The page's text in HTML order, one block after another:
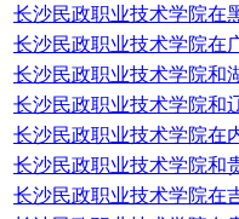
长沙民政职业技术学院在
长沙民政职业技术学院在
长沙民政职业技术学院和
长沙民政职业技术学院和
长沙民政职业技术学院在
长沙民政职业技术学院和
长沙民政职业技术学院在